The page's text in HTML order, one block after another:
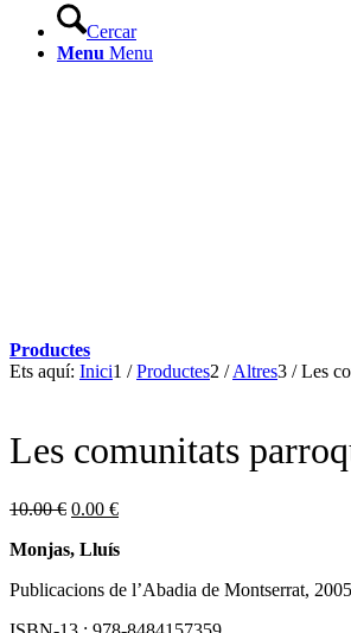
Cercar
Menu Menu
Productes
Ets aquí: Inici1 / Productes2 / Altres3 / Les
Les comunitats
10.00€ El
original
10.00 €.
0.00 €El
actual
0.00 €.
Monjas, Lluís
Publicacions de l’Abadia de Montserrat, 2005